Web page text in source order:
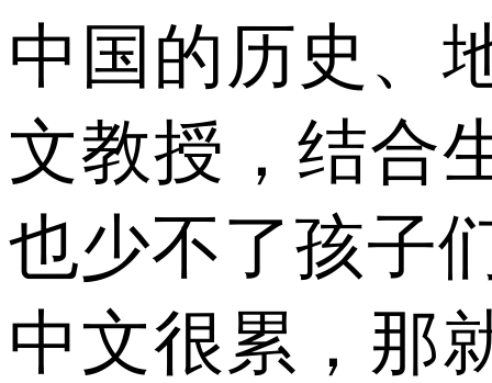
中国的历史、
文教授，结合
也少不了孩子
中文很累，那